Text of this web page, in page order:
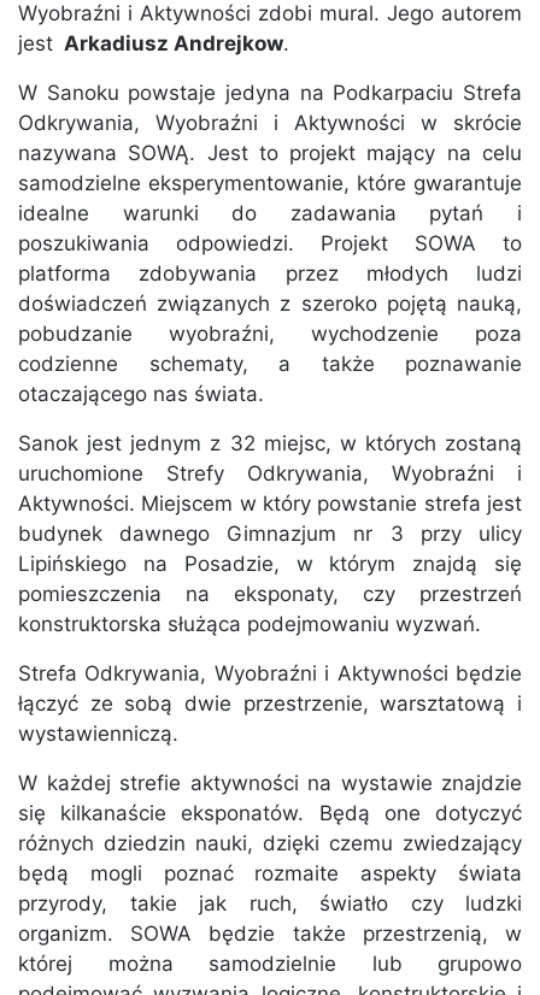
Wyobraźni i Aktywności zdobi mural. Jego autorem
jest Arkadiusz Andrejkow.
W Sanoku powstaje jedyna na Podkarpaciu Strefa
Odkrywania, Wyobraźni i Aktywności w skrócie
nazywana SOWĄ. Jest to projekt mający na celu
samodzielne eksperymentowanie, które gwarantuje
idealne warunki do zadawania pytań i
poszukiwania odpowiedzi. Projekt SOWA to
platforma zdobywania przez młodych ludzi
doświadczeń związanych z szeroko pojętą nauką,
pobudzanie wyobraźni, wychodzenie poza
codzienne schematy, a także poznawanie
otaczającego nas świata.
Sanok jest jednym z 32 miejsc, w których zostaną
uruchomione Strefy Odkrywania, Wyobraźni i
Aktywności. Miejscem w który powstanie strefa jest
budynek dawnego Gimnazjum nr 3 przy ulicy
Lipińskiego na Posadzie, w którym znajdą się
pomieszczenia na eksponaty, czy przestrzeń
konstruktorska służąca podejmowaniu wyzwań.
Strefa Odkrywania, Wyobraźni i Aktywności będzie
łączyć ze sobą dwie przestrzenie, warsztatową i
wystawienniczą.
W każdej strefie aktywności na wystawie znajdzie
się kilkanaście eksponatów. Będą one dotyczyć
różnych dziedzin nauki, dzięki czemu zwiedzający
będą mogli poznać rozmaite aspekty świata
przyrody, takie jak ruch, światło czy ludzki
organizm. SOWA będzie także przestrzenią, w
której można samodzielnie lub grupowo